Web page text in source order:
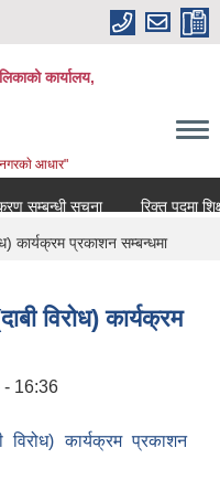
कार्यालय,
नगरकाे आधार"
सम्बन्धी सूचना
रिक्त पदमा
कार्यक्रम प्रकाशन सम्बन्धमा
विरोध) कार्यक्रम
- 16:36
विरोध) कार्यक्रम प्रकाशन